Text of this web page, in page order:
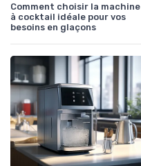
Comment choisir la machine
à cocktail idéale pour vos
besoins en glaçons